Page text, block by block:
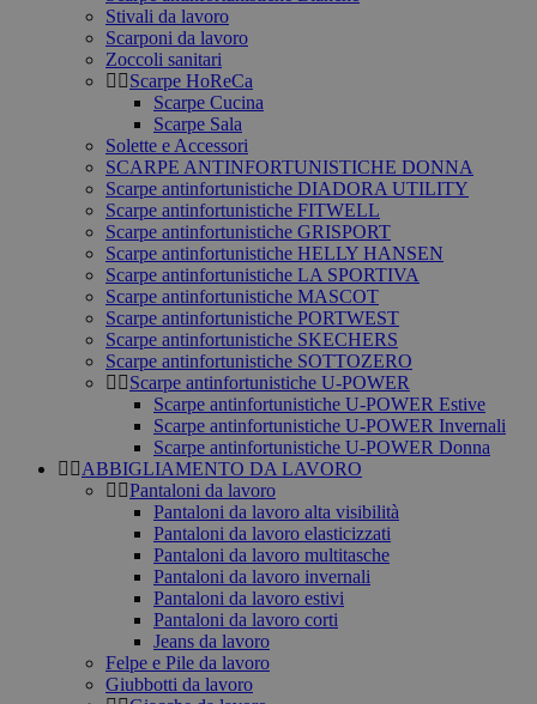
Stivali da lavoro
Scarponi da lavoro
Zoccoli sanitari
Scarpe HoReCa
Scarpe Cucina
Scarpe Sala
Solette e Accessori
SCARPE ANTINFORTUNISTICHE DONNA
Scarpe antinfortunistiche DIADORA UTILITY
Scarpe antinfortunistiche FITWELL
Scarpe antinfortunistiche GRISPORT
Scarpe antinfortunistiche HELLY HANSEN
Scarpe antinfortunistiche LA SPORTIVA
Scarpe antinfortunistiche MASCOT
Scarpe antinfortunistiche PORTWEST
Scarpe antinfortunistiche SKECHERS
Scarpe antinfortunistiche SOTTOZERO
Scarpe antinfortunistiche U-POWER
Scarpe antinfortunistiche U-POWER Estive
Scarpe antinfortunistiche U-POWER Invernali
Scarpe antinfortunistiche U-POWER Donna
ABBIGLIAMENTO DA LAVORO
Pantaloni da lavoro
Pantaloni da lavoro alta visibilità
Pantaloni da lavoro elasticizzati
Pantaloni da lavoro multitasche
Pantaloni da lavoro invernali
Pantaloni da lavoro estivi
Pantaloni da lavoro corti
Jeans da lavoro
Felpe e Pile da lavoro
Giubbotti da lavoro